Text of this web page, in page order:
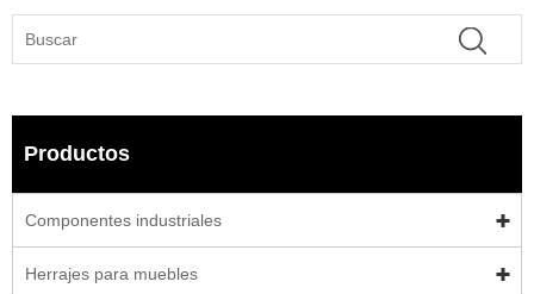
Productos
Componentes industriales
Herrajes para muebles